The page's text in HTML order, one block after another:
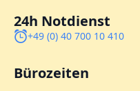
24h Notdienst
+49 (0) 40 700 10 410
Bürozeiten